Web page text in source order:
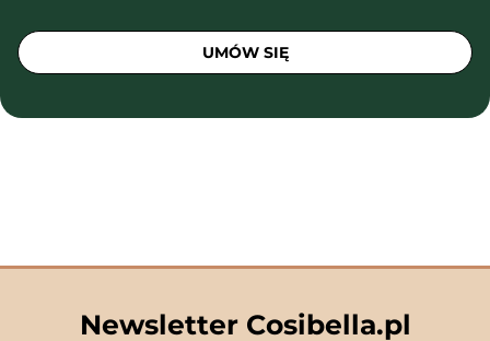
UMÓW SIĘ
Newsletter Cosibella.pl